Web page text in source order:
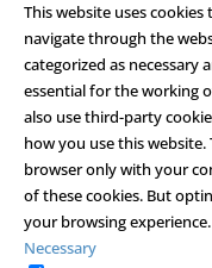
This website uses
navigate through the
categorized as necessary
essential for the working
also use third-party
how you use this
browser only with your
of these cookies. But
your browsing experience.
Necessary